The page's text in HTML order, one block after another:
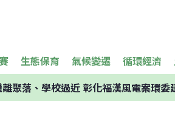
生態保育 氣候變遷 循環經濟
聚落、學校過近 彰化福漢風電案環委